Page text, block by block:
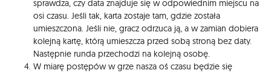
sprawdza, czy data znajduje się w odpowiednim miejscu na
osi czasu. Jeśli tak, karta zostaje tam, gdzie została
umieszczona. Jeśli nie, gracz odrzuca ją, a w zamian dobiera
kolejną kartę, którą umieszcza przed sobą stroną bez daty.
Następnie runda przechodzi na kolejną osobę.
W miarę postępów w grze nasza oś czasu będzie się